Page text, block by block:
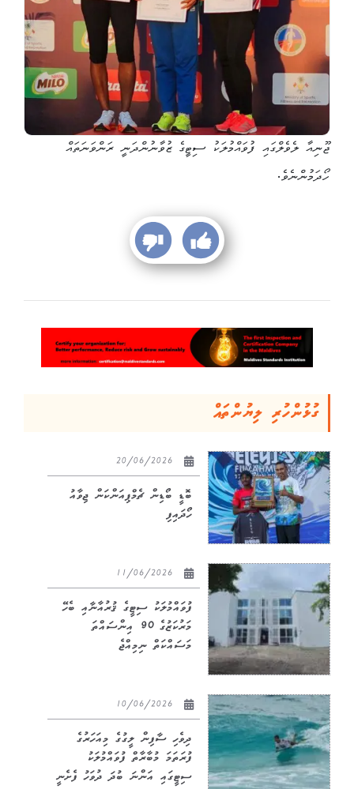
ޖޫނިއާ ލެވެލްގައި ފުވައްމުލަކު ސިޓީގެ ޒުވާނުންދަނީ ރަންވަނަތައް
ހޯދަމުންނެވެ.
ގުޅުންހުރި ލިޔުންތައް
ބޮޑީ ބޯޑިން ޗެމްޕިއަންކަން ޖިވާއު
ހޯދައިފި
ފުވައްމުލަކު ސިޓީގެ ޤުރުއާނާއި ބެހޭ
މަރުކަޒުގެ 90 އިންސައްތަ
މަސައްކަތް ނިމިއްޖެ
ދިވެހި ސާފިން ލީގުގެ މިއަހަރުގެ
ފުރަތަމަ މުބާރާތް ފުވައްމުލަކު
ސިޓީގައި އަންނަ ބުދަ ދުވަހު ފެށެނީ